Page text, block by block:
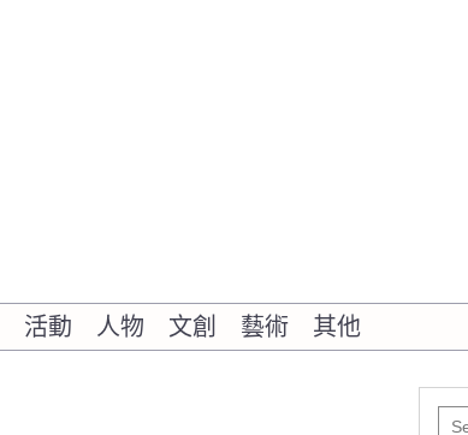
活動 人物 文創 藝術 其他